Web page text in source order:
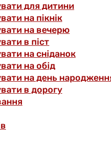
для дитини
на пікнік
на вечерю
в піст
на сніданок
на обід
на день
в дорогу